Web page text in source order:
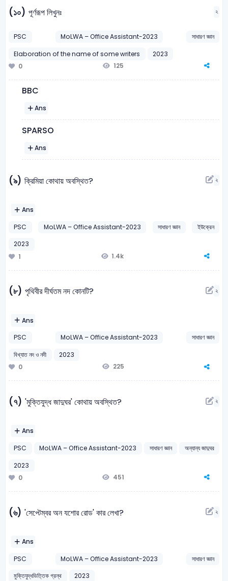
(১০) পূর্ণরূপ লিখুনঃ ২
PSC MoLWA – Office Assistant-2023
সাধারণ জ্ঞান
Elaboration of the name of some writers
2023
0
125
BBC
Ans
SPARSO
Ans
(৯) ক্রিমিয়া কোথায় অবস্থিত? ২
Ans
PSC
MoLWA – Office Assistant-2023 সাধারণ জ্ঞান
ইউক্রেন
2023
1
1.4k
(৮) পৃথিবীর দীর্ঘতম নদ কোনটি? ২
Ans
PSC
MoLWA – Office Assistant-2023
সাধারণ জ্ঞান
বিখ্যাত নদ ও নদী
2023
0
225
(৭) 'মুক্তিযুদ্ধ জাদুঘর' কোথায় অবস্থিত? ২
Ans
PSC
MoLWA – Office Assistant-2023 সাধারণ জ্ঞান
অন্যান্য জাদুঘর
2023
0
451
(৬) 'সেপ্টেম্বর অন যশোর রোড' কার লেখা? ২
Ans
PSC
MoLWA – Office Assistant-2023
সাধারণ জ্ঞান
মুক্তিযুদ্ধভিত্তিক গ্রন্থ
2023